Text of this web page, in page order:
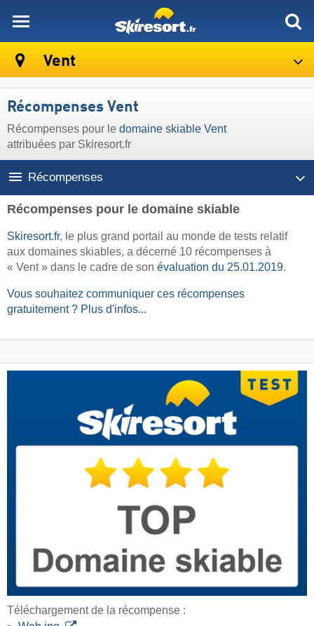
Vent
Récompenses Vent
Récompenses pour le domaine skiable Vent
attribuées par Skiresort.fr
Récompenses
Récompenses pour le domaine skiable
Skiresort.fr, le plus grand portail au monde de tests relatif
aux domaines skiables, a décerné 10 récompenses à
« Vent » dans le cadre de son évaluation du 25.01.2019.
Vous souhaitez communiquer ces récompenses
gratuitement ? Plus d'infos...
Téléchargement de la récompense :